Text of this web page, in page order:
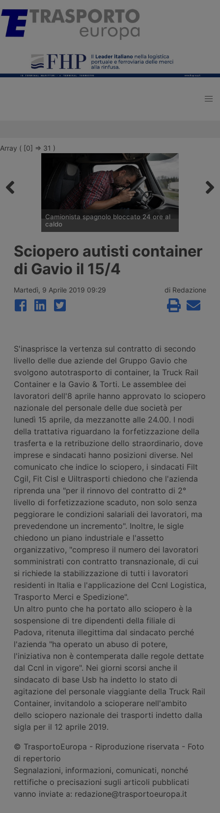
Array ( [0] => 31 )
Camionista spagnolo bloccato 24 ore al
caldo
sindacato spagnolo Sinacoas è stato
ricoverato per un colpo di calore dopo
essere rimasto bloccato oltre 24 ore vicino
a Ontígola, in Spagna, con temperature
condizionata funzionante. Il sindacato
denuncia i ritardi dell’azienda nell’assistenza
stradale.
Sciopero autisti container
di Gavio il 15/4
Martedì, 9 Aprile 2019 09:29 di Redazione
S'inasprisce la vertenza sul contratto di secondo
livello delle due aziende del Gruppo Gavio che
svolgono autotrasporto di container, la Truck Rail
Container e la Gavio & Torti. Le assemblee dei
lavoratori dell'8 aprile hanno approvato lo sciopero
nazionale del personale delle due società per
lunedì 15 aprile, da mezzanotte alle 24.00. I nodi
della trattativa riguardano la forfetizzazione della
trasferta e la retribuzione dello straordinario, dove
imprese e sindacati hanno posizioni diverse. Nel
comunicato che indice lo sciopero, i sindacati Filt
Cgil, Fit Cisl e Uiltrasporti chiedono che l'azienda
riprenda una "per il rinnovo del contratto di 2°
livello di forfetizzazione scaduto, non solo senza
peggiorare le condizioni salariali dei lavoratori, ma
prevedendone un incremento". Inoltre, le sigle
chiedono un piano industriale e l'assetto
organizzativo, "compreso il numero dei lavoratori
somministrati con contratto transnazionale, di cui
si richiede la stabilizzazione di tutti i lavoratori
residenti in Italia e l'applicazione del Ccnl Logistica,
Trasporto Merci e Spedizione".
Un altro punto che ha portato allo sciopero è la
sospensione di tre dipendenti della filiale di
Padova, ritenuta illegittima dal sindacato perché
l'azienda "ha operato un abuso di potere,
l'iniziativa non è contemperata dalle regole dettate
dal Ccnl in vigore". Nei giorni scorsi anche il
sindacato di base Usb ha indetto lo stato di
agitazione del personale viaggiante della Truck Rail
Container, invitandolo a scioperare nell'ambito
dello sciopero nazionale dei trasporti indetto dalla
sigla per il 12 aprile 2019.
© TrasportoEuropa - Riproduzione riservata - Foto
di repertorio
Segnalazioni, informazioni, comunicati, nonché
rettifiche o precisazioni sugli articoli pubblicati
vanno inviate a: redazione@trasportoeuropa.it